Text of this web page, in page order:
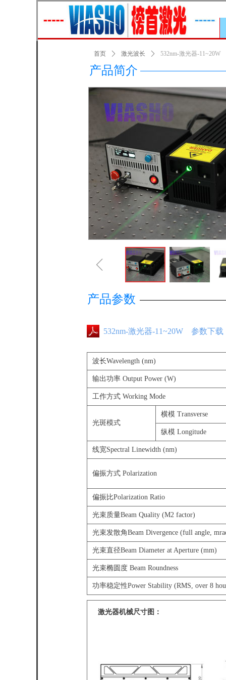
532nm-激光器-11~20W 参数下载
波长Wavelength (nm)
输出功率 Output Power (W)
工作方式 Working Mode
光斑模式
横模 Transverse
纵模 Longitude
线宽Spectral Linewidth (nm)
偏振方式 Polarization
偏振比Polarization Ratio
光束质量Beam Quality (M2 factor)
光束发散角Beam Divergence (full angle,
光束直径Beam Diameter at Aperture (mm)
光束椭圆度 Beam Roundness
功率稳定性Power Stability (RMS, over 8
激光器机械尺寸图：
产品简介
首页 ꄲ 激光波长 ꄲ 532nm-激光器-11~20W
产品参数
ꁆ